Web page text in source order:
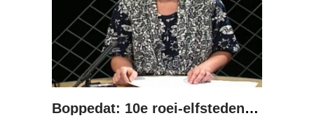
Boppedat: 10e roei-elfstedentocht